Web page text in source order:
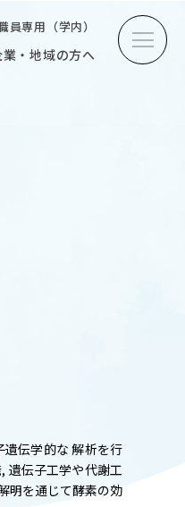
員専用（学内）
業・地域の方へ
伝学的な 解析を行
遺伝子工学や代謝工
明を通じて酵素の効